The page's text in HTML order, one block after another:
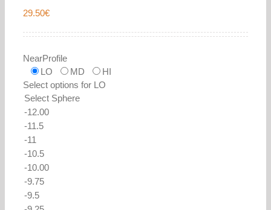
29.50€
NearProfile
LO
MD
HI
Select options for LO